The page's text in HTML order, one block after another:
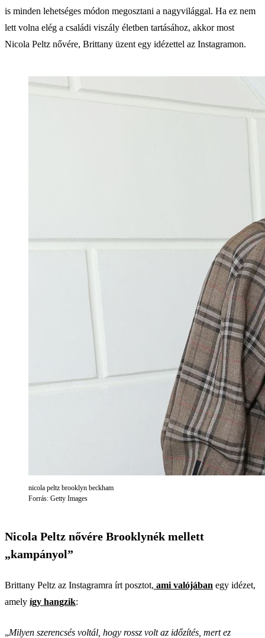
is minden lehetséges módon megosztani a nagyvilággal. Ha ez nem
lett volna elég a családi viszály életben tartásához, akkor most
Nicola Peltz nővére, Brittany üzent egy idézettel az Instagramon.
nicola peltz brooklyn beckham
Forrás: Getty Images
Nicola Peltz nővére Brooklynék mellett
„kampányol”
Brittany Peltz az Instagramra írt posztot, ami valójában egy idézet,
amely így hangzik:
„Milyen szerencsés voltál, hogy rossz volt az időzítés, mert ez